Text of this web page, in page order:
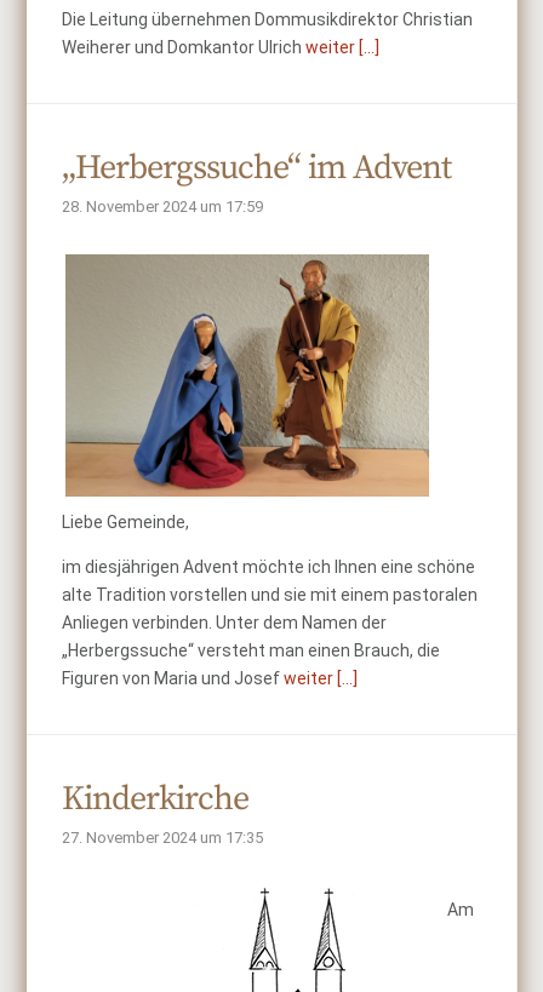
Die Leitung übernehmen Dommusikdirektor Christian
Weiherer und Domkantor Ulrichweiter [...]
„Herbergssuche“ im Advent
28. November 2024 um 17:59
Liebe Gemeinde,
im diesjährigen Advent möchte ich Ihnen eine schöne
alte Tradition vorstellen und sie mit einem pastoralen
Anliegen verbinden. Unter dem Namen der
„Herbergssuche“ versteht man einen Brauch, die
Figuren von Maria und Josefweiter [...]
Kinderkirche
27. November 2024 um 17:35
Am